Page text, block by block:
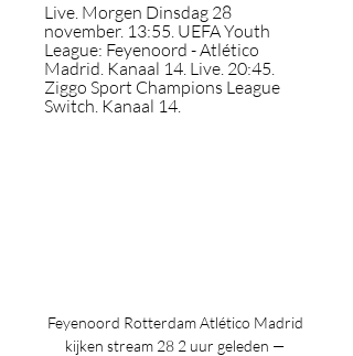
Live. Morgen Dinsdag 28
november. 13:55. UEFA Youth
League: Feyenoord - Atlético
Madrid. Kanaal 14. Live. 20:45.
Ziggo Sport Champions League
Switch. Kanaal 14.
Feyenoord Rotterdam Atlético Madrid
kijken stream 28 2 uur geleden —